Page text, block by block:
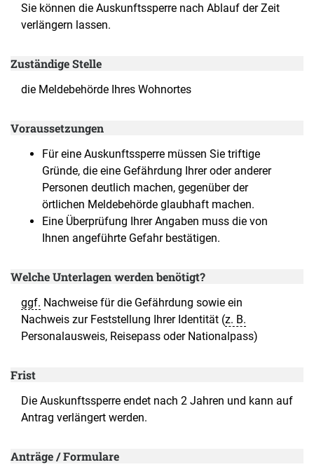
Sie können die Auskunftssperre nach Ablauf der Zeit
verlängern lassen.
Zuständige Stelle
die Meldebehörde Ihres Wohnortes
Voraussetzungen
Für eine Auskunftssperre müssen Sie triftige
Gründe, die eine Gefährdung Ihrer oder anderer
Personen deutlich machen, gegenüber der
örtlichen Meldebehörde glaubhaft machen.
Eine Überprüfung Ihrer Angaben muss die von
Ihnen angeführte Gefahr bestätigen.
Welche Unterlagen werden benötigt?
ggf. Nachweise für die Gefährdung sowie ein
Nachweis zur Feststellung Ihrer Identität (z. B.
Personalausweis, Reisepass oder Nationalpass)
Frist
Die Auskunftssperre endet nach 2 Jahren und kann auf
Antrag verlängert werden.
Anträge / Formulare